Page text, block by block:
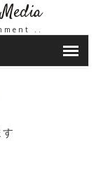
..